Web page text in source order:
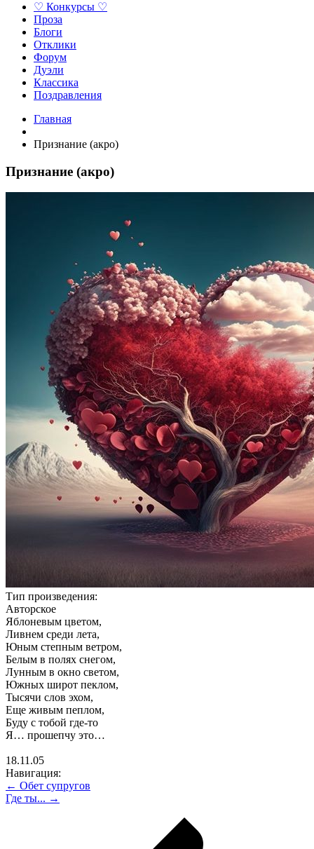
♡ Конкурсы ♡
Проза
Блоги
Отклики
Форум
Дуэли
Классика
Поздравления
Главная
Признание (акро)
Признание (акро)
Тип произведения:
Авторское
Яблоневым цветом,
Ливнем среди лета,
Юным степным ветром,
Белым в полях снегом,
Лунным в окно светом,
Южных широт пеклом,
Тысячи слов эхом,
Еще живым пеплом,
Буду с тобой где-то
Я… прошепчу это…
18.11.05
Навигация:
← Обет супругов
Где ты... →